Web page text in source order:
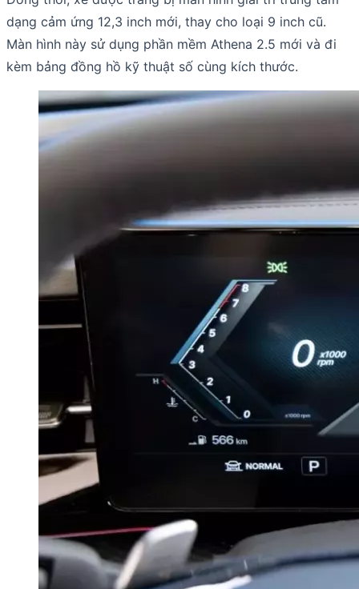
dạng cảm ứng 12,3 inch mới, thay cho loại 9 inch cũ.
Màn hình này sử dụng phần mềm Athena 2.5 mới và đi
kèm bảng đồng hồ kỹ thuật số cùng kích thước.